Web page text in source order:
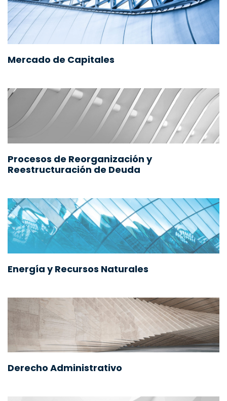
Mercado de Capitales
Procesos de Reorganización y
Reestructuración de Deuda
Energía y Recursos Naturales
Derecho Administrativo